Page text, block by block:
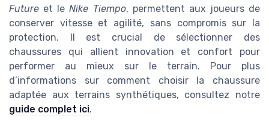
Future et leNike Tiempo, permettent aux joueurs de
conserver vitesse et agilité, sans compromis sur la
protection. Il est crucial de sélectionner des
chaussures qui allient innovation et confort pour
performer au mieux sur le terrain. Pour plus
d’informations sur comment choisir la chaussure
adaptée aux terrains synthétiques, consultez notre
guide complet ici.